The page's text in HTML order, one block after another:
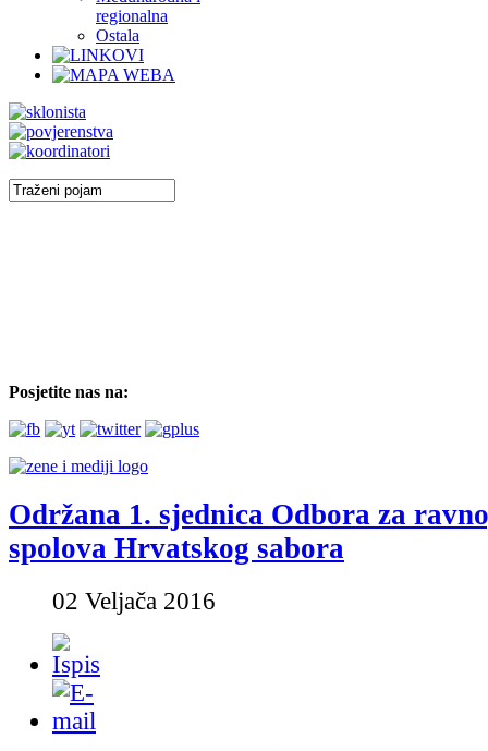
regionalna
Ostala
Posjetite nas na:
Održana 1. sjednica Odbora za
spolova Hrvatskog sabora
02 Veljača 2016